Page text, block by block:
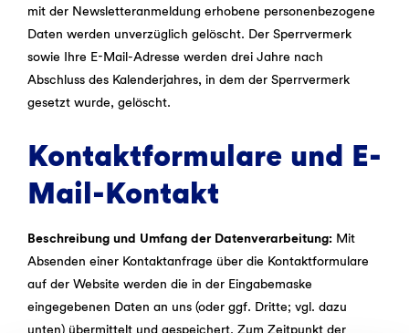
mit der Newsletteranmeldung erhobene personenbezogene
Daten werden unverzüglich gelöscht. Der Sperrvermerk
sowie Ihre E-Mail-Adresse werden drei Jahre nach
Abschluss des Kalenderjahres, in dem der Sperrvermerk
gesetzt wurde, gelöscht.
Kontaktformulare und E-
Mail-Kontakt
Beschreibung und Umfang der Datenverarbeitung: Mit
Absenden einer Kontaktanfrage über die Kontaktformulare
auf der Website werden die in der Eingabemaske
eingegebenen Daten an uns (oder ggf. Dritte; vgl. dazu
unten) übermittelt und gespeichert. Zum Zeitpunkt der